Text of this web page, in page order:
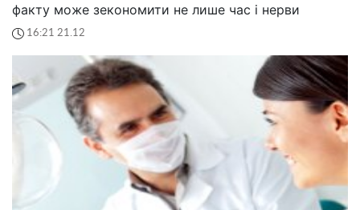
факту може зекономити не лише час і нерви
16:21 21.12